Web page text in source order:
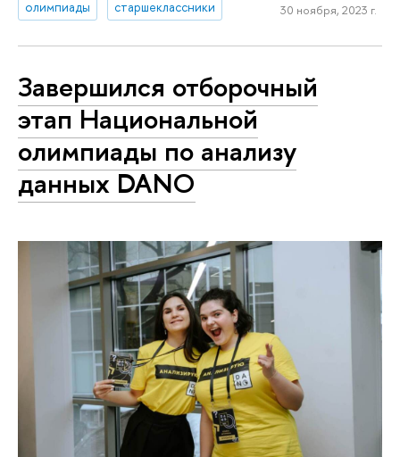
олимпиады
старшеклассники 30 ноября, 2023 г.
Завершился отборочный
этап Национальной
олимпиады по анализу
данных DANO